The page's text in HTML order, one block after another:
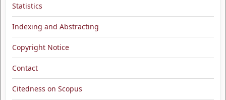
Statistics
Indexing and Abstracting
Copyright Notice
Contact
Citedness on Scopus